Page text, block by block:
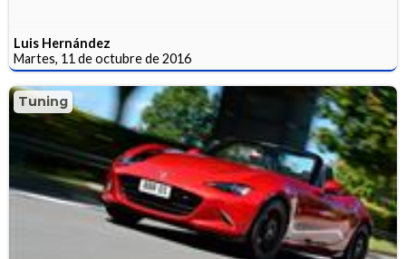
Luis Hernández
Martes, 11 de octubre de 2016
Tuning